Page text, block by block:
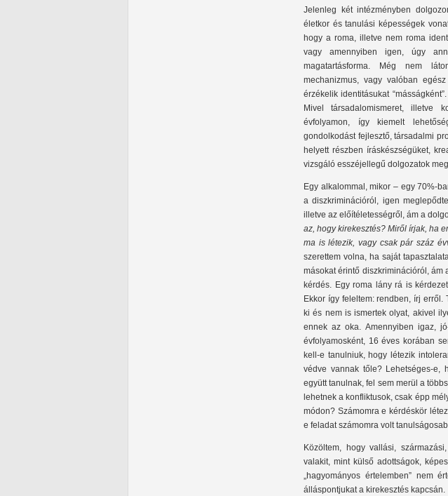
Jelenleg két intézményben
életkor és tanulási képességek
hogy a roma, illetve nem roma
vagy amennyiben igen, úgy
magatartásforma. Még nem
mechanizmus, vagy valóban
érzékelik identitásukat
Mivel társadalomismeret, illetve
évfolyamon, így kiemelt
gondolkodást fejlesztő, társadalmi
helyett részben íráskészségüket,
vizsgáló esszéjellegű dolgozatok
Egy alkalommal, mikor – egy 70%-
a diszkriminációról, igen
illetve az előítéletességről, ám a
az, hogy kirekesztés? Miről írjak, ha
ma is létezik, vagy csak pár száz
szerettem volna, ha saját
másokat érintő diszkriminációról, ám
kérdés. Egy roma lány rá is
Ekkor így feleltem: rendben, írj
ki és nem is ismertek olyat, akivel
ennek az oka. Amennyiben igaz,
évfolyamosként, 16 éves korában
kell-e tanulniuk, hogy létezik
védve vannak tőle? Lehetséges-e,
együtt tanulnak, fel sem merül a
lehetnek a konfliktusok, csak épp
módon? Számomra e kérdéskör
e feladat számomra volt
Közöltem, hogy vallási,
valakit, mint külső adottságok,
„hagyományos értelemben” nem
álláspontjukat a kirekesztés kapcsán.